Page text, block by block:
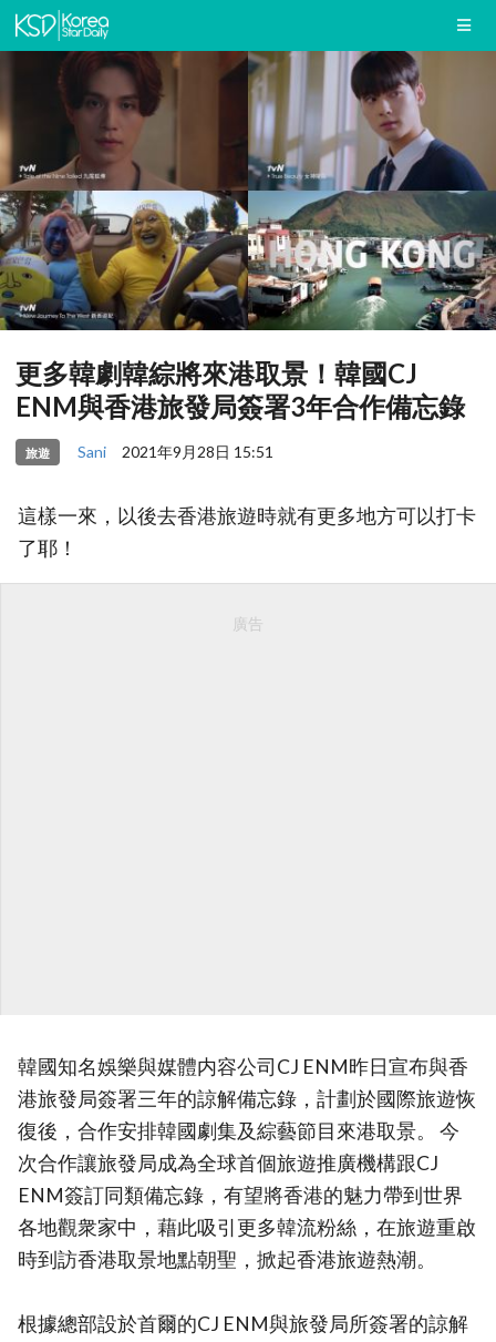
更多韓劇韓綜將來港取景！韓國CJ
ENM與香港旅發局簽署3年合作備忘錄
旅遊 Sani 2021年9月28日 15:51
這樣一來，以後去香港旅遊時就有更多地方可以打卡
了耶！
廣告
韓國知名娛樂與媒體内容公司CJ ENM昨日宣布與香
港旅發局簽署三年的諒解備忘錄，計劃於國際旅遊恢
復後，合作安排韓國劇集及綜藝節目來港取景。 今
次合作讓旅發局成為全球首個旅遊推廣機構跟CJ
ENM簽訂同類備忘錄，有望將香港的魅力帶到世界
各地觀衆家中，藉此吸引更多韓流粉絲，在旅遊重啟
時到訪香港取景地點朝聖，掀起香港旅遊熱潮。
根據總部設於首爾的CJ ENM與旅發局所簽署的諒解